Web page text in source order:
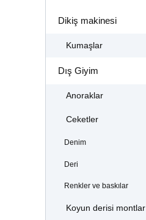
Dikiş makinesi
Kumaşlar
Dış Giyim
Anoraklar
Ceketler
Denim
Deri
Renkler ve baskılar
Koyun derisi montlar